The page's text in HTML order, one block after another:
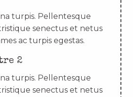
turpis. Pellentesque
senectus et netus
ac turpis egestas.
2
turpis. Pellentesque
senectus et netus